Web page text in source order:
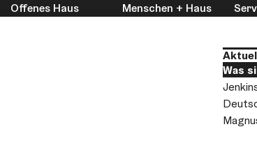
Offenes Haus Menschen + Haus
Was